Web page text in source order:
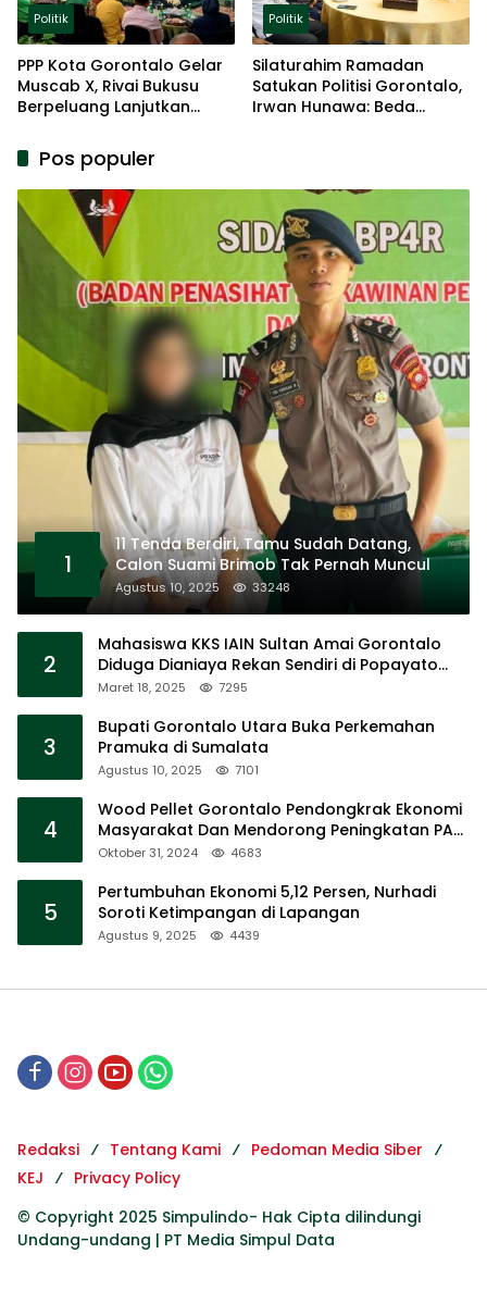
Politik
PPP Kota Gorontalo Gelar
Muscab X, Rivai Bukusu
Berpeluang Lanjutkan
Politik
Silaturahim Ramadan
Satukan Politisi Gorontalo,
Irwan Hunawa: Beda
Pos populer
1
11 Tenda Berdiri, Tamu Sudah Datang,
Calon Suami Brimob Tak Pernah Muncul
Agustus 10, 2025 33248
2
Mahasiswa KKS IAIN Sultan Amai Gorontalo
Diduga Dianiaya Rekan Sendiri di Popayato
Barat
Maret 18, 2025 7295
3
Bupati Gorontalo Utara Buka Perkemahan
Pramuka di Sumalata
Agustus 10, 2025 7101
4
Wood Pellet Gorontalo Pendongkrak Ekonomi
Masyarakat Dan Mendorong Peningkatan PAD
Gorontalo
Oktober 31, 2024 4683
5
Pertumbuhan Ekonomi 5,12 Persen, Nurhadi
Soroti Ketimpangan di Lapangan
Agustus 9, 2025 4439
Redaksi Tentang Kami
Pedoman Media Siber
KEJ
Privacy Policy
© Copyright 2025 Simpulindo- Hak Cipta dilindungi
Undang-undang | PT Media Simpul Data